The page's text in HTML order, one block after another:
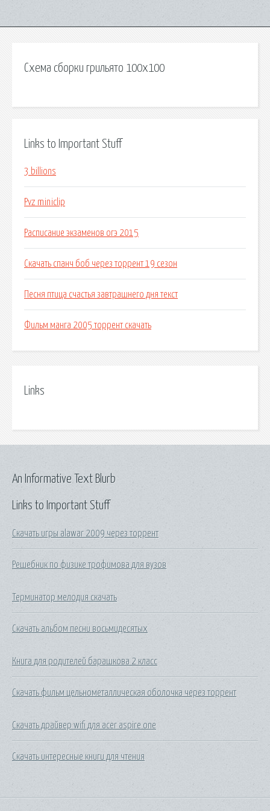
Схема сборки грильято 100х100
Links to Important Stuff
3 billions
Pvz miniclip
Расписание экзаменов огэ 2015
Скачать спанч боб через торрент 19 сезон
Песня птица счастья завтрашнего дня текст
Фильм манга 2005 торрент скачать
Links
Links to Important Stuff
Скачать игры alawar 2009 через торрент
Решебник по физике трофимова для вузов
Терминатор мелодия скачать
Скачать альбом песни восьмидесятых
Книга для родителей барашкова 2 класс
Скачать фильм цельнометаллическая оболочка через торрент
Скачать драйвер wifi для acer aspire one
Скачать интересные книги для чтения
An Informative Text Blurb